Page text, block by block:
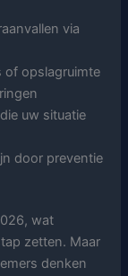
via
of opslagruimte
uw situatie
door preventie
wat
zetten. Maar
denken